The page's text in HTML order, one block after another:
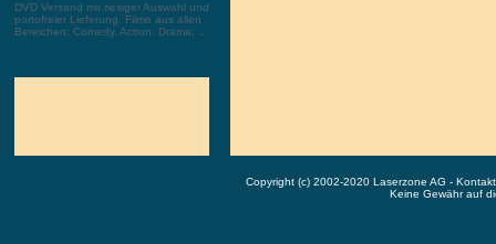
DVD Versand mit riesiger Auswahl und
portofreier Lieferung. Filme aus allen
Bereichen: Comedy, Action, Drama, ...
Copyright (c) 2002-2020 Laserzone AG -
Keine Gewähr auf